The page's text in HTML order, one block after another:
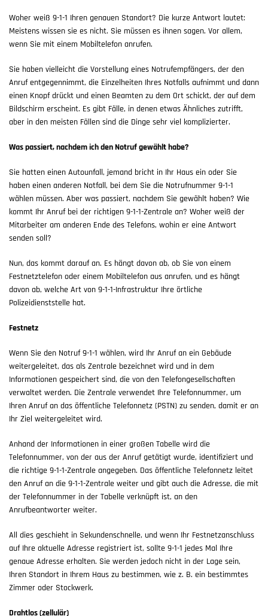
Woher weiß 9-1-1 Ihren genauen Standort? Die kurze Antwort lautet:
Meistens wissen sie es nicht. Sie müssen es ihnen sagen. Vor allem,
wenn Sie mit einem Mobiltelefon anrufen.
Sie haben vielleicht die Vorstellung eines Notrufempfängers, der den
Anruf entgegennimmt, die Einzelheiten Ihres Notfalls aufnimmt und dann
einen Knopf drückt und einen Beamten zu dem Ort schickt, der auf dem
Bildschirm erscheint. Es gibt Fälle, in denen etwas Ähnliches zutrifft,
aber in den meisten Fällen sind die Dinge sehr viel komplizierter.
Was passiert, nachdem ich den Notruf gewählt habe?
Sie hatten einen Autounfall, jemand bricht in Ihr Haus ein oder Sie
haben einen anderen Notfall, bei dem Sie die Notrufnummer 9-1-1
wählen müssen. Aber was passiert, nachdem Sie gewählt haben? Wie
kommt Ihr Anruf bei der richtigen 9-1-1-Zentrale an? Woher weiß der
Mitarbeiter am anderen Ende des Telefons, wohin er eine Antwort
senden soll?
Nun, das kommt darauf an. Es hängt davon ab, ob Sie von einem
Festnetztelefon oder einem Mobiltelefon aus anrufen, und es hängt
davon ab, welche Art von 9-1-1-Infrastruktur Ihre örtliche
Polizeidienststelle hat.
Festnetz
Wenn Sie den Notruf 9-1-1 wählen, wird Ihr Anruf an ein Gebäude
weitergeleitet, das als Zentrale bezeichnet wird und in dem
Informationen gespeichert sind, die von den Telefongesellschaften
verwaltet werden. Die Zentrale verwendet Ihre Telefonnummer, um
Ihren Anruf an das öffentliche Telefonnetz (PSTN) zu senden, damit er an
Ihr Ziel weitergeleitet wird.
Anhand der Informationen in einer großen Tabelle wird die
Telefonnummer, von der aus der Anruf getätigt wurde, identifiziert und
die richtige 9-1-1-Zentrale angegeben. Das öffentliche Telefonnetz leitet
den Anruf an die 9-1-1-Zentrale weiter und gibt auch die Adresse, die mit
der Telefonnummer in der Tabelle verknüpft ist, an den
Anrufbeantworter weiter.
All dies geschieht in Sekundenschnelle, und wenn Ihr Festnetzanschluss
auf Ihre aktuelle Adresse registriert ist, sollte 9-1-1 jedes Mal Ihre
genaue Adresse erhalten. Sie werden jedoch nicht in der Lage sein,
Ihren Standort in Ihrem Haus zu bestimmen, wie z. B. ein bestimmtes
Zimmer oder Stockwerk.
Drahtlos (zellulär)